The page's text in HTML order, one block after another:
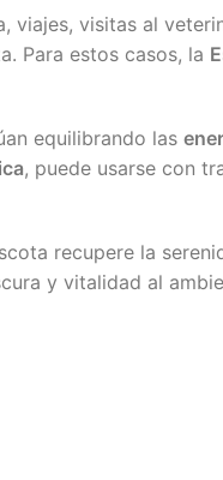
viajes, visitas al
Para estos casos, la
equilibrando las
, puede usarse con
recupere la
y vitalidad al